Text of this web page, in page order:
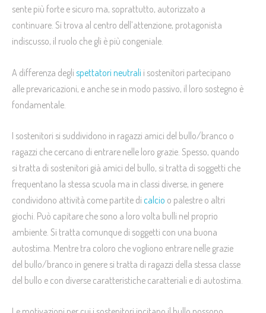
sente più forte e sicuro ma, soprattutto, autorizzato a
continuare. Si trova al centro dell’attenzione, protagonista
indiscusso, il ruolo che gli è più congeniale.
A differenza degli spettatori neutrali i sostenitori partecipano
alle prevaricazioni, e anche se in modo passivo, il loro sostegno è
fondamentale.
I sostenitori si suddividono in ragazzi amici del bullo/branco o
ragazzi che cercano di entrare nelle loro grazie. Spesso, quando
si tratta di sostenitori già amici del bullo, si tratta di soggetti che
frequentano la stessa scuola ma in classi diverse, in genere
condividono attività come partite di calcio o palestre o altri
giochi. Può capitare che sono a loro volta bulli nel proprio
ambiente. Si tratta comunque di soggetti con una buona
autostima. Mentre tra coloro che vogliono entrare nelle grazie
del bullo/branco in genere si tratta di ragazzi della stessa classe
del bullo e con diverse caratteristiche caratteriali e di autostima.